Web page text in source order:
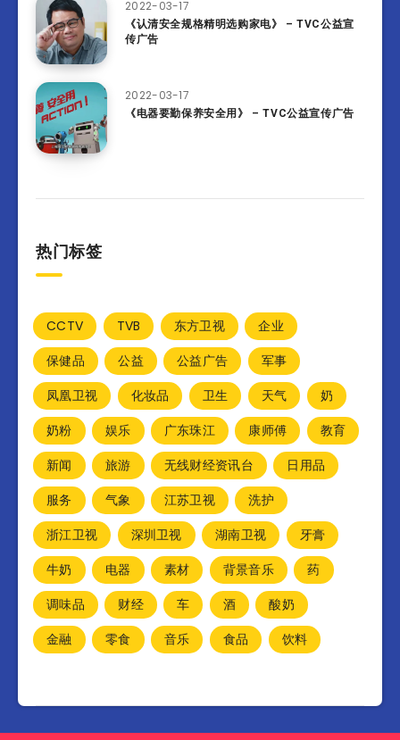
2022-03-17
《认清安全规格精明选购家电》 – TVC公益宣
传广告
2022-03-17
《电器要勤保养安全用》 – TVC公益宣传广告
热门标签
CCTV TVB 东方卫视
企业
保健品
公益 公益广告
军事
凤凰卫视
化妆品 卫生 天气
奶
奶粉
娱乐 广东珠江 康师傅
教育
新闻
旅游 无线财经资讯台
日用品
服务
气象 江苏卫视
洗护
浙江卫视
深圳卫视 湖南卫视
牙膏
牛奶
电器 素材 背景音乐
药
调味品
财经 车 酒
酸奶
金融
零食 音乐 食品 饮料